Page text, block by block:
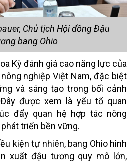
Chủ tịch Hội đồng Đậu
bang Ohio
Kỳ đánh giá cao năng lực của
nghiệp Việt Nam, đặc biệt
và sáng tạo trong bối cảnh
được xem là yếu tố quan
đẩy quan hệ hợp tác nông
triển bền vững.
kiện tự nhiên, bang Ohio hình
xuất đậu tương quy mô lớn,